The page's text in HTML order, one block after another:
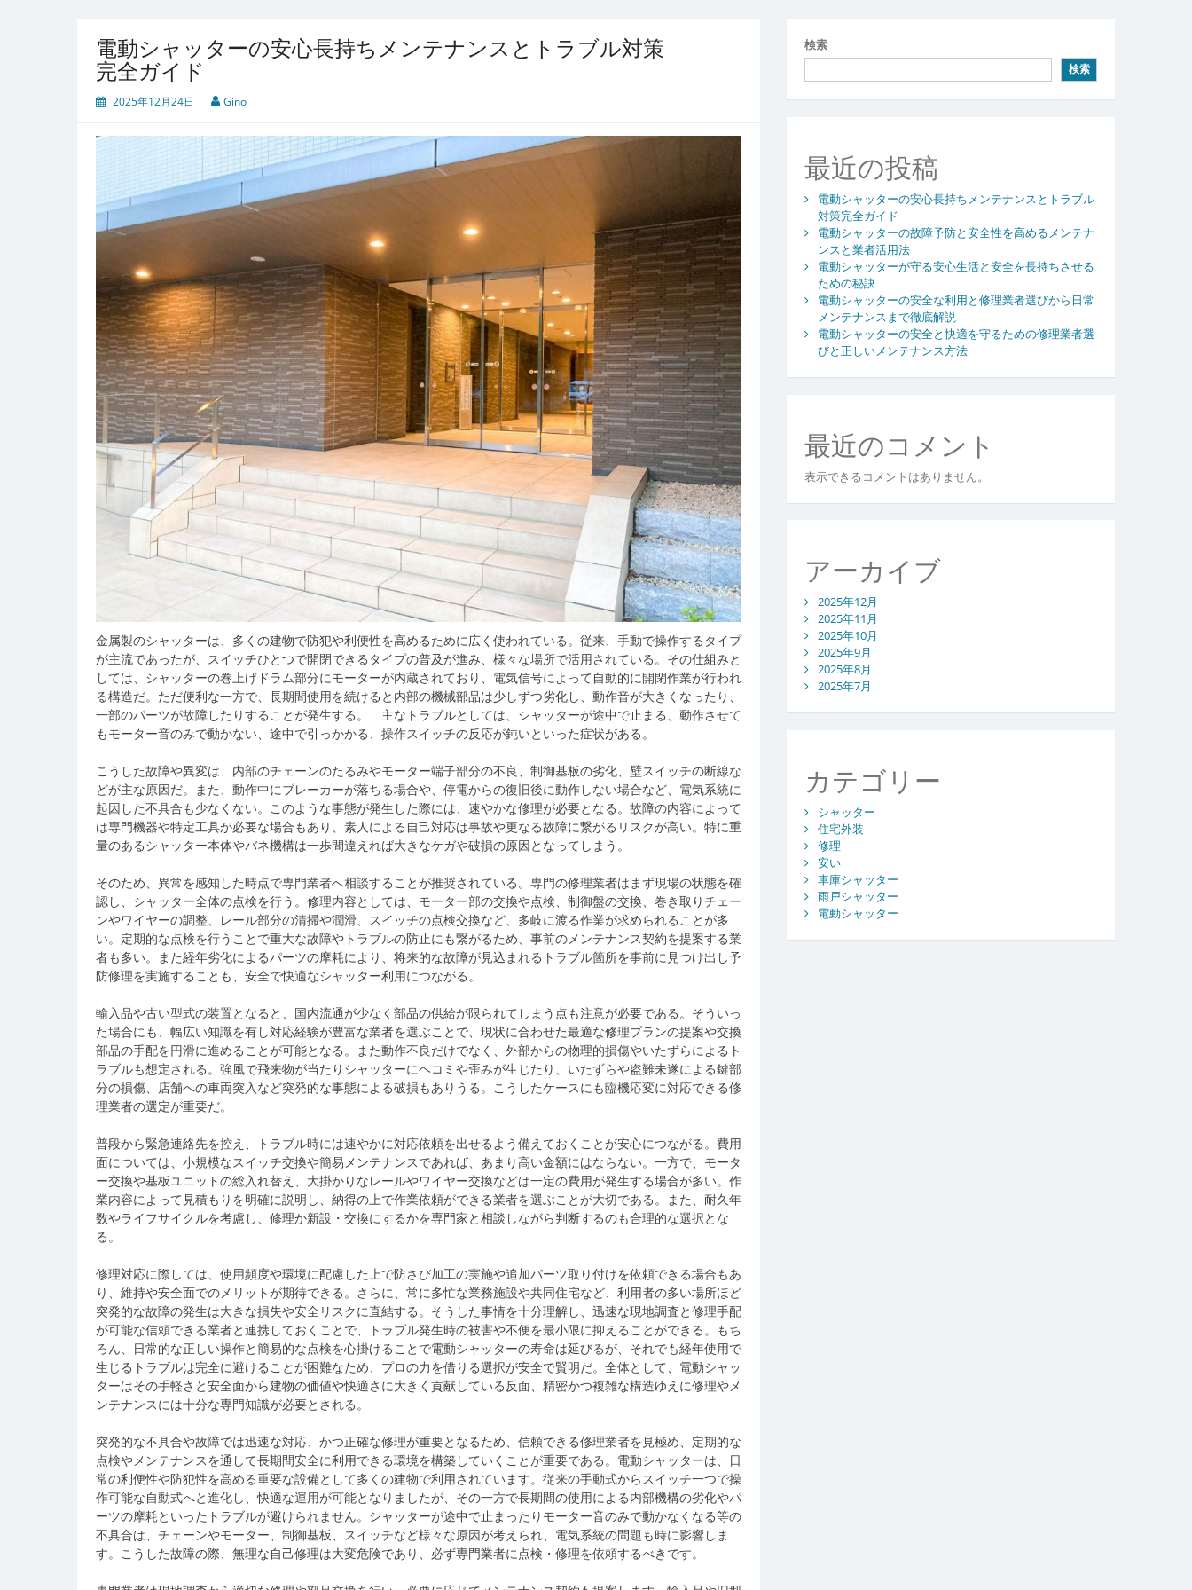
電動シャッターの安心長持ちメンテナンスとトラブル対策
完全ガイド
2025年12月24日 Gino
金属製のシャッターは、多くの建物で防犯や利便性を高めるために広く使われている。 従来、手動で操作するタイプ
が主流であったが、スイッチひとつで開閉できるタイプの普及が進み、様々な場所で活用されている。その仕組みと
しては、シャッターの巻上げドラム部分にモーターが内蔵されており、電気信号によって自動的に開閉作業が行われ
る構造だ。ただ便利な一方で、長期間使用を続けると内部の機械部品は少しずつ劣化し、動作音が大きくなったり、
一部のパーツが故障したりすることが発生する。 主なトラブルとしては、シャッターが途中で止まる、動作させて
もモーター音のみで動かない、途中で引っかかる、操作スイッチの反応が鈍いといった症状がある。
こうした故障や異変は、内部のチェーンのたるみやモーター端子部分の不良、制御基板の劣化、壁スイッチの断線な
どが主な原因だ。また、動作中にブレーカーが落ちる場合や、停電からの復旧後に動作しない場合など、電気系統に
起因した不具合も少なくない。このような事態が発生した際には、速やかな修理が必要となる。故障の内容によって
は専門機器や特定工具が必要な場合もあり、素人による自己対応は事故や更なる故障に繋がるリスクが高い。特に重
量のあるシャッター本体やバネ機構は一歩間違えれば大きなケガや破損の原因となってしまう。
そのため、異常を感知した時点で専門業者へ相談することが推奨されている。専門の修理業者はまず現場の状態を確
認し、シャッター全体の点検を行う。修理内容としては、モーター部の交換や点検、制御盤の交換、巻き取りチェー
ンやワイヤーの調整、レール部分の清掃や潤滑、スイッチの点検交換など、多岐に渡る作業が求められることが多
い。定期的な点検を行うことで重大な故障やトラブルの防止にも繋がるため、事前のメンテナンス契約を提案する業
者も多い。また経年劣化によるパーツの摩耗により、将来的な故障が見込まれるトラブル箇所を事前に見つけ出し予
防修理を実施することも、安全で快適なシャッター利用につながる。
輸入品や古い型式の装置となると、国内流通が少なく部品の供給が限られてしまう点も注意が必要である。そういっ
た場合にも、幅広い知識を有し対応経験が豊富な業者を選ぶことで、現状に合わせた最適な修理プランの提案や交換
部品の手配を円滑に進めることが可能となる。また動作不良だけでなく、外部からの物理的損傷やいたずらによるト
ラブルも想定される。強風で飛来物が当たりシャッターにヘコミや歪みが生じたり、いたずらや盗難未遂による鍵部
分の損傷、店舗への車両突入など突発的な事態による破損もありうる。こうしたケースにも臨機応変に対応できる修
理業者の選定が重要だ。
普段から緊急連絡先を控え、トラブル時には速やかに対応依頼を出せるよう備えておくことが安心につながる。費用
面については、小規模なスイッチ交換や簡易メンテナンスであれば、あまり高い金額にはならない。一方で、モータ
ー交換や基板ユニットの総入れ替え、大掛かりなレールやワイヤー交換などは一定の費用が発生する場合が多い。作
業内容によって見積もりを明確に説明し、納得の上で作業依頼ができる業者を選ぶことが大切である。また、耐久年
数やライフサイクルを考慮し、修理か新設・交換にするかを専門家と相談しながら判断するのも合理的な選択とな
る。
修理対応に際しては、使用頻度や環境に配慮した上で防さび加工の実施や追加パーツ取り付けを依頼できる場合もあ
り、維持や安全面でのメリットが期待できる。さらに、常に多忙な業務施設や共同住宅など、利用者の多い場所ほど
突発的な故障の発生は大きな損失や安全リスクに直結する。そうした事情を十分理解し、迅速な現地調査と修理手配
が可能な信頼できる業者と連携しておくことで、トラブル発生時の被害や不便を最小限に抑えることができる。もち
ろん、日常的な正しい操作と簡易的な点検を心掛けることで電動シャッターの寿命は延びるが、それでも経年使用で
生じるトラブルは完全に避けることが困難なため、プロの力を借りる選択が安全で賢明だ。全体として、電動シャッ
ターはその手軽さと安全面から建物の価値や快適さに大きく貢献している反面、精密かつ複雑な構造ゆえに修理やメ
ンテナンスには十分な専門知識が必要とされる。
突発的な不具合や故障では迅速な対応、かつ正確な修理が重要となるため、信頼できる修理業者を見極め、定期的な
点検やメンテナンスを通して長期間安全に利用できる環境を構築していくことが重要である。電動シャッターは、日
常の利便性や防犯性を高める重要な設備として多くの建物で利用されています。従来の手動式からスイッチ一つで操
作可能な自動式へと進化し、快適な運用が可能となりましたが、その一方で長期間の使用による内部機構の劣化やパ
ーツの摩耗といったトラブルが避けられません。シャッターが途中で止まったりモーター音のみで動かなくなる等の
不具合は、チェーンやモーター、制御基板、スイッチなど様々な原因が考えられ、電気系統の問題も時に影響しま
す。こうした故障の際、無理な自己修理は大変危険であり、必ず専門業者に点検・修理を依頼するべきです。
検索
検索
最近の投稿
電動シャッターの安心長持ちメンテナンスとトラブル
対策完全ガイド
電動シャッターの故障予防と安全性を高めるメンテナ
ンスと業者活用法
電動シャッターが守る安心生活と安全を長持ちさせる
ための秘訣
電動シャッターの安全な利用と修理業者選びから日常
メンテナンスまで徹底解説
電動シャッターの安全と快適を守るための修理業者選
びと正しいメンテナンス方法
最近のコメント
表示できるコメントはありません。
アーカイブ
2025年12月
2025年11月
2025年10月
2025年9月
2025年8月
2025年7月
カテゴリー
シャッター
住宅外装
修理
安い
車庫シャッター
雨戸シャッター
電動シャッター